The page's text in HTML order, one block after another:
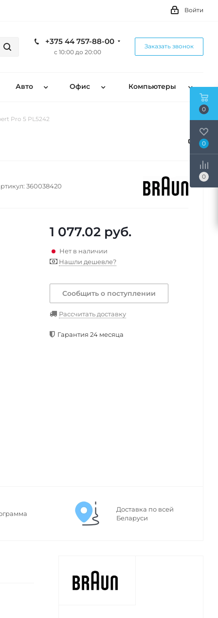
Войти
+375 44 757-88-00
с 10:00 до 20:00
Заказать звонок
Авто Офис Компьютеры
Pro 5 PL5242
360038420
1 077.02 руб.
Нет в наличии
Нашли дешевле?
Сообщить о поступлении
Рассчитать доставку
Гарантия 24 месяца
Доставка по всей
Беларуси
0
0
0